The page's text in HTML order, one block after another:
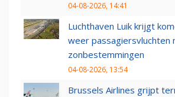
04-08-2026, 14:41
Luchthaven Luik krijgt
weer passagiersvluchten
zonbestemmingen
04-08-2026, 13:54
Brussels Airlines grijpt